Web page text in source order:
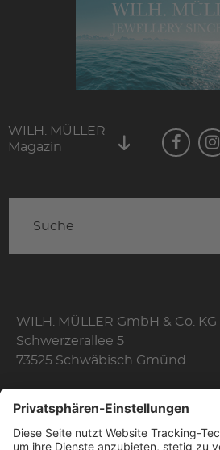
WILH. MÜLLER
Magazin
WILH. MÜLLER GmbH & Co. KG
Schwerzerallee 5
73525 Schwäbisch Gmünd
Fax: +49 7171 356-174
E-Mail:info@wilhelmmueller.de